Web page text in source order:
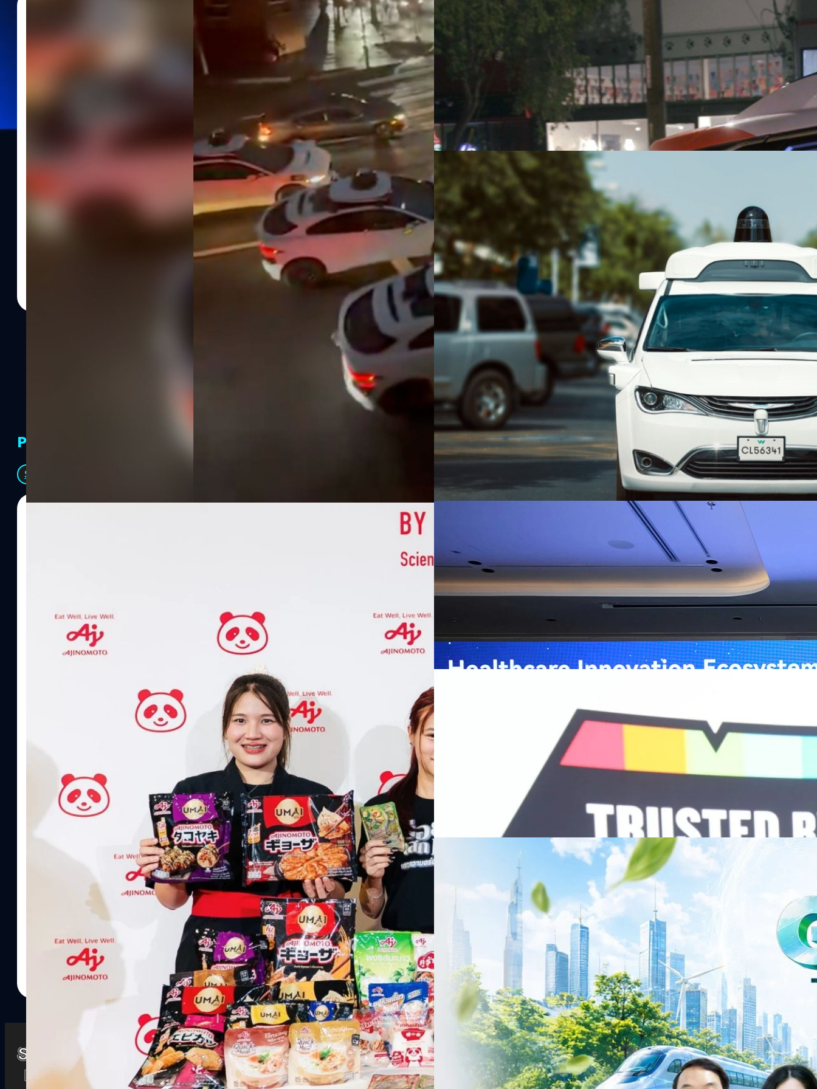
รัตนาภรณ์ ศรีนวลจันทร์
อัมพาตทั้งเมือง ! รถไร้คนขับ Waymo จอดนิ่งกลางแยก หลังไฟดับครั้งใหญ่ใน
ซานฟรานซิสโก
ไวรัลทั้งโซเชียล ! เมื่อเกิดเหตุไฟฟ้าดับครั้งใหญ่ในเมืองซานฟรานซิสโก สหรัฐอเมริกา ส่งผลให้รถยนต์ไร้คน
ขับของ Waymo จำนวนมากจอดค้างอยู่กลางสี่แยกทั่วเมือง เนื่องจากระบบไม่สามารถทำงานต่อได้เมื่อ
สัญญาณไฟจราจรดับลง จนทำให้การจราจรติดขัดอย่างหนัก สาเหตุ - ผลกระทบจากไฟฟ้าดับ สาเหตุของ
ไฟฟ้าดับเกิดจากเพลิงไหม้ที่สถานีจ่ายไฟย่อยของบริษัท Pacific Gas & Electric (PG&E) บริเวณถนน 8th
Street และ Mission Street เมื่อช่วงเช้าวันเสาร์ที่ 20 ธันวาคม 2025 ส่งผลกระทบต่อผู้ใช้งานกว่า 130,000
ราย (คิดเป็นเกือบ 30% ของทั้งเมือง) ครอบคลุมหลายพื้นที่สำคัญ เช่น Richmond, Golden Gate Park และ
ย่านใจกลางเมือง ซึ่งเหตุการณ์ในครั้งนี้ ได้กระทบต่อ Waymo รถแท็กซี่ไร้คนขับที่ถูกพบเห็นในสภาพจอด
สนิท กลางทางแยกพร้อมเปิดไฟฉุกเฉินทิ้งไว้ เนื่องจากระบบการขับขี่ของ Waymo ถูกออกแบบมาให้ตอบ
สนองต่อสัญญาณไฟและป้ายจราจร ดังนั้นเมื่อสัญญาณไฟจราจรดับลง รถจึงไม่สามารถประเมิน
สถานการณ์เพื่อขับเคลื่อนต่อไปได้อย่างปลอดภัย และการที่รถ Waymo จอดนิ่งอยู่กลางแยก ทำให้เกิด
เกิดอะไรขึ้นเมื่อรถแท็กซี่ไร้คนขับของ Cruise ถูกตำรวจเรียกให้จอด
ด้เดินไปส่องดูที่หน้าต่างแล้วเปิดประตูรถ แต่ก็ไม่สำเร็จจึงเดินกลับไปที่รถลาดตระเวน ต่อมารถแท็กซี่ไร้คนขับ
ก็ขับออกไปแล้วจอดห่างจากจุดเดิมไม่ไกลนักและรถตำรวจได้ขับไปจอดต่อท้าย ซึ่งตำรวจได้ลงไปวนเวียนที่
รถแท็กซี่ไร้คนขับอีกครั้งคาดว่าน่าจะหาวิธีช่วยให้รถเปิดไฟโดยได้โทรศัพท์รายงานคนที่เกี่ยวข้อง
ศิลา วงศ์เจริญ | 1580 days ago
Read More
02/03/2022
Waymo และ Cruise ได้อนุญาตให้บริการแท็กซี่ไร้คนขับเชิงพาณิชย์ใน
ซานฟรานซิสโก
คณะกรรมการสาธารณูปโภคของรัฐแคลิฟอร์เนีย (CPUC) หน่วยงานกำกับดูแลการให้บริการสาธารณูปโภค
และโครงสร้างพื้นฐานที่ปลอดภัย สะอาด และราคาไม่แพงในรัฐแคลิฟอร์เนีย ได้อนุญาตให้ Waymo บริษัท
พัฒนาเทคโนโลยีการขับขี่ด้วยตนเองในเครือของ Alphabet (Google) และ Cruise บริษัทรถยนต์ขับขี่ด้วยตัว
เองในเครือของ GM สามารถเปิดให้บริการรถแท็กซี่ไร้คนขับ (Robotaxi) เชิงพาณิชย์ได้ตราบใดที่มีคนขับดูแล
ความปลอดภัยอยู่หลังพวงมาลัย ซึ่งบริษัททั้งสองจะสามารถเรียกเก็บค่าบริการจากผู้โดยสารได้แล้ว
ศิลา วงศ์เจริญ| 1620 days ago
Read More
PR Partners
See All
บริษัท อายิโนะโมะโต๊ะ (ประเทศไทย) จำกัด จัดงาน The Heartbeat by “AminoScience” ร่วมเปิดเผย
แนวคิดการดำเนินธุรกิจและการพัฒนาผลิตภัณฑ์ที่ขับเคลื่อนด้วยเทคโนโลยีทางอาหาร และข้อมูลพฤติกรรม
ผู้บริโภค ท่ามกลางการเติบโตของตลาด Health & Wellness ในประเทศไทย ซึ่งมีมูลค่ามากกว่า 1.5 ล้านล้าน
บาท หรือคิดเป็นสัดส่วนราว 8% ของผลิตภัณฑ์มวลรวมในประเทศ (GDP) กลุ่มธุรกิจเทคโนโลยีและองค์
ความรู้หลักรูปแบบผลิตภัณฑ์ / โซลูชันกลุ่มเป้าหมายหลักNutrition & Well-beingAminoScience (การใช้
ประโยชน์จากกรดอะมิโน)aminoVITAL, AminoNITE,
หัวเว่ยเดินหน้าปฏิวัติวงการสาธารณสุขไทยด้วย AI เปิดตัว 4 นวัตกรรมเปลี่ยน
เกมเร่งเครื่อง AI เพื่อการแพทย์ในประเทศไทย
กรุงเทพฯ, 7 สิงหาคม 2569 — หัวเว่ย จัดงาน “Huawei AI+ Healthcare Summit” ภายใต้งาน Huawei
Thailand Digital & AI Summit 2026 รวมผู้นำด้านนโยบายสาธารณสุข ผู้บริหารโรงพยาบาลชั้นนำ และ
พันธมิตรด้านเทคโนโลยีจากไทยและจีน ร่วมขับเคลื่อนอนาคตของระบบสาธารณสุขไทยด้วยนวัตกรรมและ
ปัญญาประดิษฐ์ (AI) พร้อมประกาศความร่วมมือครั้งสำคัญเพื่อยกระดับ Healthcare Ecosystem ของ
ประเทศอย่างเป็นทางการ นายปีเตอร์ จาง ประธานกลุ่มธุรกิจการศึกษาและสาธารณสุขต่างประเทศ บริษัท หัว
เว่ย เทคโนโลยี่ จำกัด ได้กล่าวถึงความมุ่งมั่นของหัวเว่ยในการสนับสนุนการเปลี่ยนผ่านสู่ยุคดิจิทัลของระบบ
สาธารณสุขไทย และบทบาทของเทคโนโลยี AI ในการยกระดับคุณภาพการให้บริการทางการแพทย์ให้เข้าถึง
ประชาชนได้อย่างทั่วถึงมากขึ้น ภายใต้แนวคิด “AI for Health, Health for All” “วันนี้ปัญญาประดิษฐ์กำลังเข้า
มาเปลี่ยนแปลงอุตสาหกรรมสาธารณสุขอย่างรวดเร็ว หัวเว่ยมีประสบการณ์ตรงจากการพัฒนาแพลตฟอร์ม
หลายแห่งในจีน เราเชื่อมั่นว่าความร่วมมือระหว่างหัวเว่ยกับพันธมิตรไทยในวันนี้จะช่วยผลักดันวิสัยทัศน์…
Read More
Recurring Revenue เร่งเครื่อง New Growth Engine พร้อมจ่ายปันผล 0.10
บริษัท ซินเน็ค (ประเทศไทย) จำกัด (มหาชน) หรือ SYNNEX โชว์ผลการดำเนินงานแข็งแกร่ง กำไรสุทธิ
ไตรมาส 2 และงวด 6 เดือนแรกของปี 2569 เติบโต 17.8% และ 17.7% จากช่วงเดียวกันของปีก่อน สูงกว่าการ
เติบโตของรายได้อย่างมีนัยสำคัญ พร้อมประกาศจ่ายเงินปันผลระหว่างกาล 0.10 บาทต่อหุ้น โดยกำหนดวันที่
ไม่ได้รับสิทธิปันผล (XD) วันที่ 19 สิงหาคม 2569 และกำหนดจ่ายเงินปันผลวันที่ 2 กันยายน 2569 นางสาวสุ
ธิดา มงคลสุธี ประธานเจ้าหน้าที่บริหาร บริษัท ซินเน็ค (ประเทศไทย) จำกัด (มหาชน) เปิดเผยว่า ในช่วงครึ่งปี
แรกบริษัทเดินหน้าขับเคลื่อน Business Transformation อย่างต่อเนื่อง ผ่านการยกระดับจากผู้จัดจำหน่าย
สินค้าไอที สู่การเป็น Digital Infrastructure Platform เพื่อรองรับการเติบโตของเศรษฐกิจ AI โดยมุ่งเพิ่ม
สัดส่วนธุรกิจที่มีมูลค่าเพิ่ม ควบคู่กับการขยายเครือข่ายพันธมิตรเทคโนโลยีระดับโลก…
| 2 days ago
ครบรอบ 6 ปี สำนักข่าว TODAY เปิดเวทีใหญ่ SUSTAIN CITY: THE GREEN
TRANSITION ถกแนวทางปรับตัวสู่เศรษฐกิจสีเขียวอย่างยั่งยืน
เนื่องในโอกาสครบรอบ 6 ปี สำนักข่าว TODAY จัดงาน SUSTAIN CITY: THE GREEN TRANSITION เวทีแลก
เปลี่ยนมุมมองเกี่ยวกับการเปลี่ยนผ่านสู่เศรษฐกิจและสังคมสีเขียว พร้อมนำเสนอแนวทางที่สามารถนำไป
ประยุกต์ใช้ได้จริง จากผู้แทนภาครัฐ ภาคธุรกิจ และผู้เชี่ยวชาญในหลากหลายสาขา ผ่านประเด็นสำคัญว่า
ประเทศไทยควรปรับตัวอย่างไร ? เพื่อเดินหน้าสู่ความยั่งยืนและบรรลุเป้าหมาย Net Zero อย่างเป็นรูปธรรม
ทั้งในมิติของภาครัฐ ภาคธุรกิจ การเงิน และพลังงาน Green Transitioning: Shifting Systemพลิกโครงสร้าง
เศรษฐกิจ ปรับห่วงโซ่คุณค่า และเชื่อมโยงนโยบายกับเทคโนโลยี เพื่อขับเคลื่อนประเทศไทยสู่เศรษฐกิจสีเขียว
โดย ศาสตราจารย์ ดร. ยศชนัน วงศ์สวัสดิ์รองนายกรัฐมนตรีและรัฐมนตรีว่าการกระทรวงการอุดมศึกษา
วิทยาศาสตร์ วิจัยและนวัตกรรม Green Transitioning: Decarbonize Unlockร่วมสำรวจแนวทางที่ภาคธุรกิจ
สามารถนำ Green Tech มาใช้เพื่อลดการปล่อยคาร์บอน และเดินหน้าสู่เป้าหมาย Net Zero พบกับ คุณปัณ
วรรธน์ นิลกิจศรานนท์ รองประธานกรรมการบริหาร ฝ่ายวิศวกรรมโครงสร้างบริษัท…
รัตนาภรณ์ ศรีนวลจันทร์ | 2 days ago
Read More
Watch Tech Biz Game Life SOCIAL MEDIA